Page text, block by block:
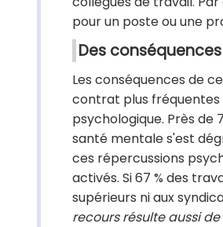
pour un poste ou une
Des
Les conséquences de
contrat plus fréquentes
psychologique. Près
santé mentale s'est
ces répercussions
activés. Si 67 % des
supérieurs ni aux
recours résulte aussi